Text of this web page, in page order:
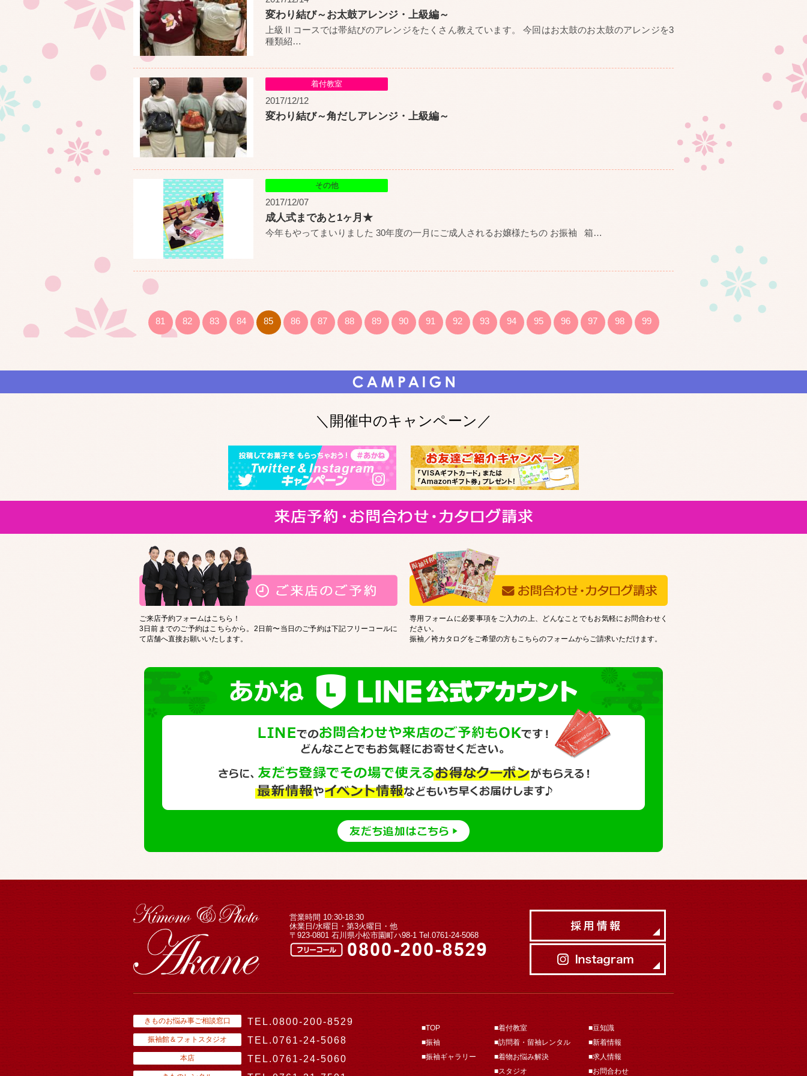
変わり結び～お太鼓アレンジ・上級編～
上級Ⅱコースでは帯結びのアレンジをたくさん教えています。 今回はお太鼓のお太鼓のアレンジを3
種類紹…
着付教室
2017/12/12
変わり結び～角だしアレンジ・上級編～
その他
2017/12/07
成人式まであと1ヶ月★
今年もやってまいりました 30年度の一月にご成人されるお嬢様たちの お振袖 箱…
81 82 83 84 85 86 87 88 89 90 91 92 93 94 95 96 97 98 99
＼開催中のキャンペーン／
ご来店予約フォームはこちら！
3日前までのご予約はこちらから。2日前〜当日のご予約は下記フリーコールに
て店舗へ直接お願いいたします。
専用フォームに必要事項をご入力の上、どんなことでもお気軽にお問合わせく
ださい。
振袖／袴カタログをご希望の方もこちらのフォームからご請求いただけます。
営業時間 10:30-18:30
休業日/水曜日・第3火曜日・他
〒923-0801 石川県小松市園町ハ98-1 Tel.0761-24-5068
きものお悩み事ご相談窓口 TEL.0800-200-8529
振袖館＆フォトスタジオ TEL.0761-24-5068
本店 TEL.0761-24-5060
■TOP
■振袖
■振袖ギャラリー
■着付教室
■訪問着・留袖レンタル
■着物お悩み解決
■スタジオ
■豆知識
■新着情報
■求人情報
■お問合わせ